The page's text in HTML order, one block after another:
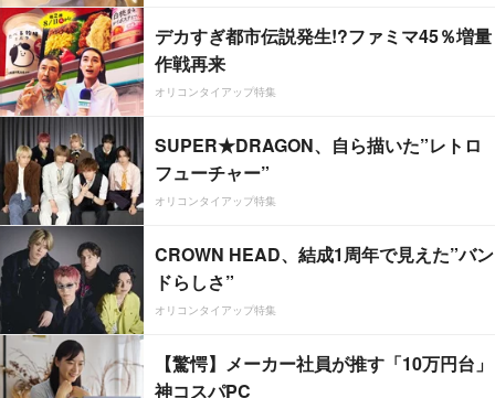
デカすぎ都市伝説発生!?ファミマ45％増量
作戦再来
オリコンタイアップ特集
SUPER★DRAGON、自ら描いた”レトロ
フューチャー”
オリコンタイアップ特集
CROWN HEAD、結成1周年で見えた”バン
ドらしさ”
オリコンタイアップ特集
【驚愕】メーカー社員が推す「10万円台」
神コスパPC